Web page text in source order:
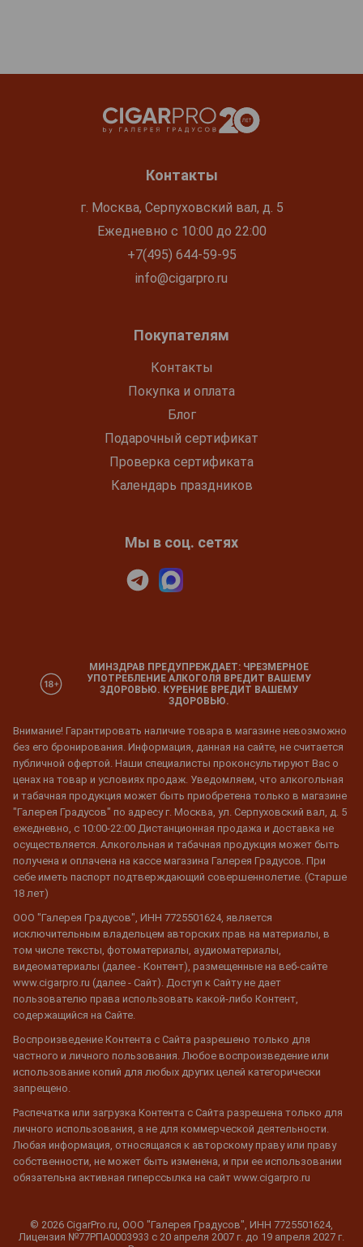
Контакты
г. Москва, Серпуховский вал, д. 5
Ежедневно с 10:00 до 22:00
+7(495) 644-59-95
info@cigarpro.ru
Покупателям
Контакты
Покупка и оплата
Блог
Подарочный сертификат
Проверка сертификата
Календарь праздников
Мы в соц. сетях
МИНЗДРАВ ПРЕДУПРЕЖДАЕТ: ЧРЕЗМЕРНОЕ
УПОТРЕБЛЕНИЕ АЛКОГОЛЯ ВРЕДИТ ВАШЕМУ
ЗДОРОВЬЮ. КУРЕНИЕ ВРЕДИТ ВАШЕМУ
ЗДОРОВЬЮ.
Внимание! Гарантировать наличие товара в магазине невозможно
без его бронирования. Информация, данная на сайте, не считается
публичной офертой. Наши специалисты проконсультируют Вас о
ценах на товар и условиях продаж. Уведомляем, что алкогольная
и табачная продукция может быть приобретена только в магазине
"Галерея Градусов" по адресу г. Москва, ул. Серпуховский вал, д. 5
ежедневно, с 10:00-22:00 Дистанционная продажа и доставка не
осуществляется. Алкогольная и табачная продукция может быть
получена и оплачена на кассе магазина Галерея Градусов. При
себе иметь паспорт подтверждающий совершеннолетие. (Старше
18 лет)
ООО "Галерея Градусов", ИНН 7725501624, является
исключительным владельцем авторских прав на материалы, в
том числе тексты, фотоматериалы, аудиоматериалы,
видеоматериалы (далее - Контент), размещенные на веб-сайте
www.cigarpro.ru (далее - Сайт). Доступ к Сайту не дает
пользователю права использовать какой-либо Контент,
содержащийся на Сайте.
Воспроизведение Контента с Сайта разрешено только для
частного и личного пользования. Любое воспроизведение или
использование копий для любых других целей категорически
запрещено.
Распечатка или загрузка Контента с Сайта разрешена только для
личного использования, а не для коммерческой деятельности.
Любая информация, относящаяся к авторскому праву или праву
собственности, не может быть изменена, и при ее использовании
обязательна активная гиперссылка на сайт www.cigarpro.ru
© 2026 CigarPro.ru, ООО "Галерея Градусов", ИНН 7725501624,
Лицензия №77РПА0003933 c 20 апреля 2007 г. до 19 апреля 2027 г.